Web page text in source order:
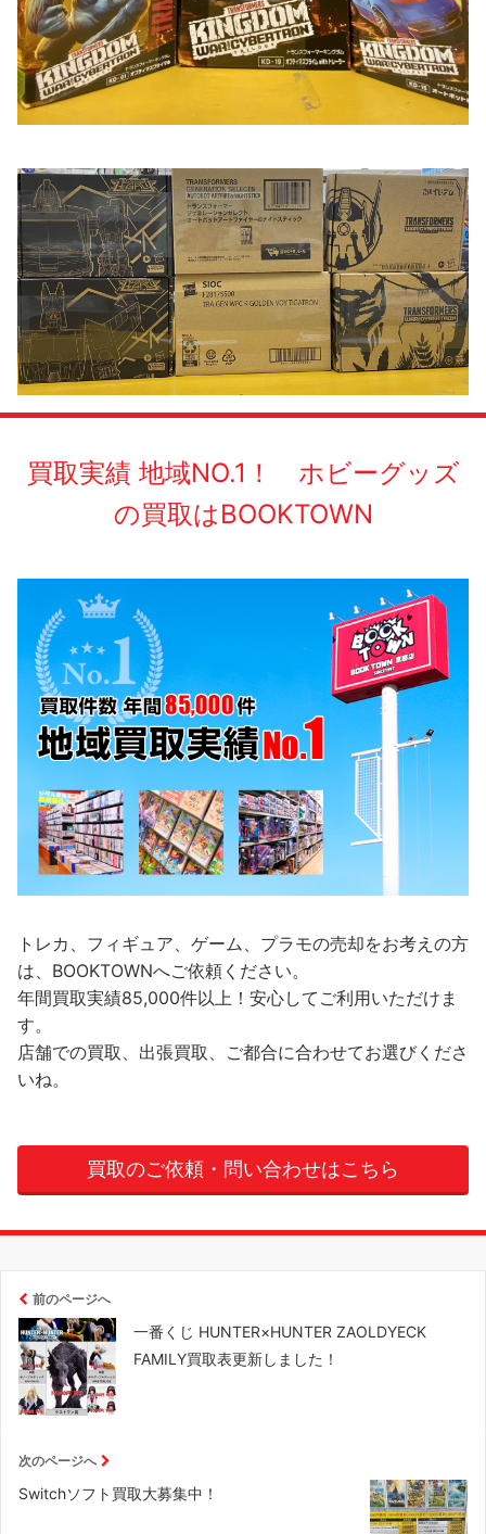
買取実績 地域NO.1！ ホビーグッズ
の買取はBOOKTOWN
トレカ、フィギュア、ゲーム、プラモの売却をお考えの方
は、BOOKTOWNへご依頼ください。
年間買取実績85,000件以上！安心してご利用いただけま
す。
店舗での買取、出張買取、ご都合に合わせてお選びくださ
いね。
買取のご依頼・問い合わせはこちら
前のページへ
一番くじ HUNTER×HUNTER ZAOLDYECK
FAMILY買取表更新しました！
次のページへ
Switchソフト買取大募集中！